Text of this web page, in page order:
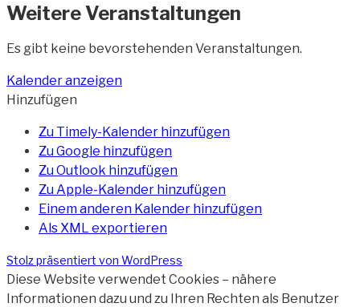
Weitere Veranstaltungen
Es gibt keine bevorstehenden Veranstaltungen.
Kalender anzeigen
Hinzufügen
Zu Timely-Kalender hinzufügen
Zu Google hinzufügen
Zu Outlook hinzufügen
Zu Apple-Kalender hinzufügen
Einem anderen Kalender hinzufügen
Als XML exportieren
Stolz präsentiert von WordPress
Diese Website verwendet Cookies – nähere
Informationen dazu und zu Ihren Rechten als Benutzer